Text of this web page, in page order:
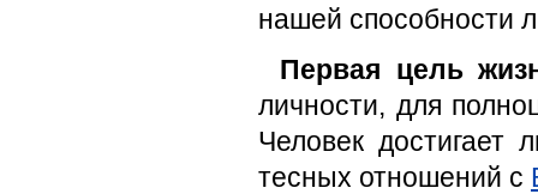
нашей способности
Первая цель
личности, для
Человек достигает
тесных отношений с